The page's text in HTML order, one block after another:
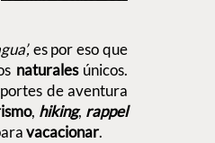
es por eso que
naturalesúnicos.
de aventura
, hiking, rappel
vacacionar.